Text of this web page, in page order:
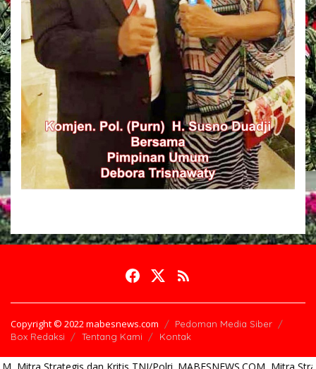
Copyright © 2022 mabesnews.com
Pedoman Media Siber
Box Redaksi
Tentang Kami Kontak